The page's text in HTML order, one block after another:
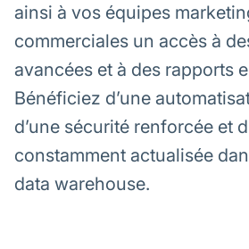
ainsi à vos équipes
commerciales un accès à
avancées et à des rapports
Bénéficiez d’une
d’une sécurité renforcée et
constamment actualisée
data warehouse.